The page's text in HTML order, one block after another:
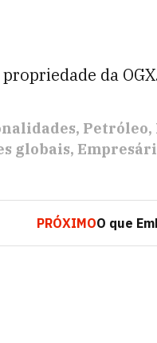
da
Petróleo
globais
PRÓXIMOO que